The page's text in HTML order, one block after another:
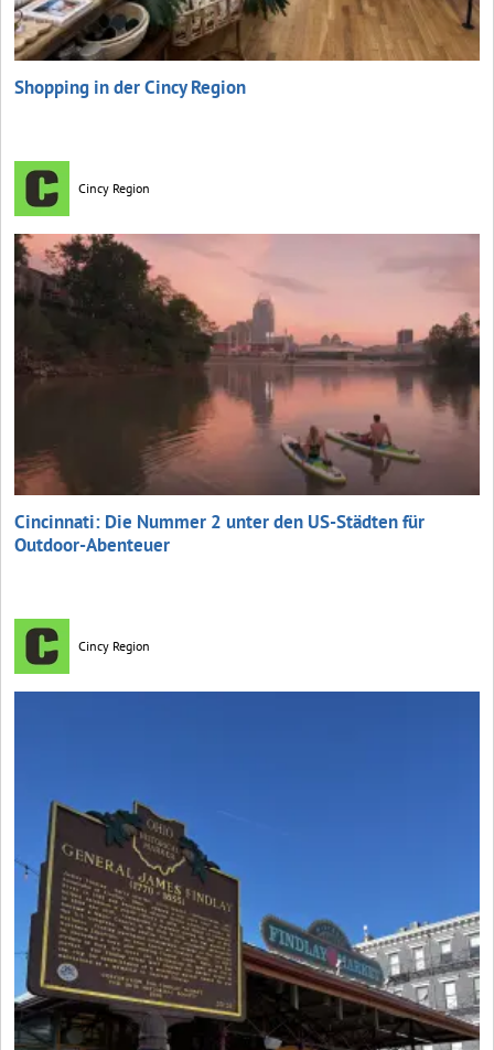
Shopping in der Cincy Region
Cincy Region
Cincinnati: Die Nummer 2 unter den US-Städten für
Outdoor-Abenteuer
Cincy Region